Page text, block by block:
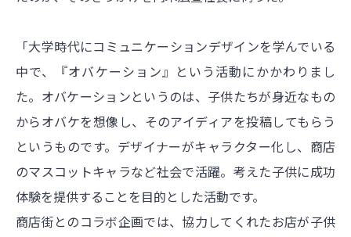
「大学時代にコミュニケーションデザインを学んでいる
中で、『オバケーション』という活動にかかわりまし
た。オバケーションというのは、子供たちが身近なもの
からオバケを想像し、そのアイディアを投稿してもらう
というものです。デザイナーがキャラクター化し、商店
のマスコットキャラなど社会で活躍。考えた子供に成功
体験を提供することを目的とした活動です。
商店街とのコラボ企画では、協力してくれたお店が子供